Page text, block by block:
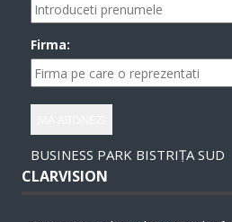
Firma:
BUSINESS PARK BISTRIȚA SUD
CLARVISION